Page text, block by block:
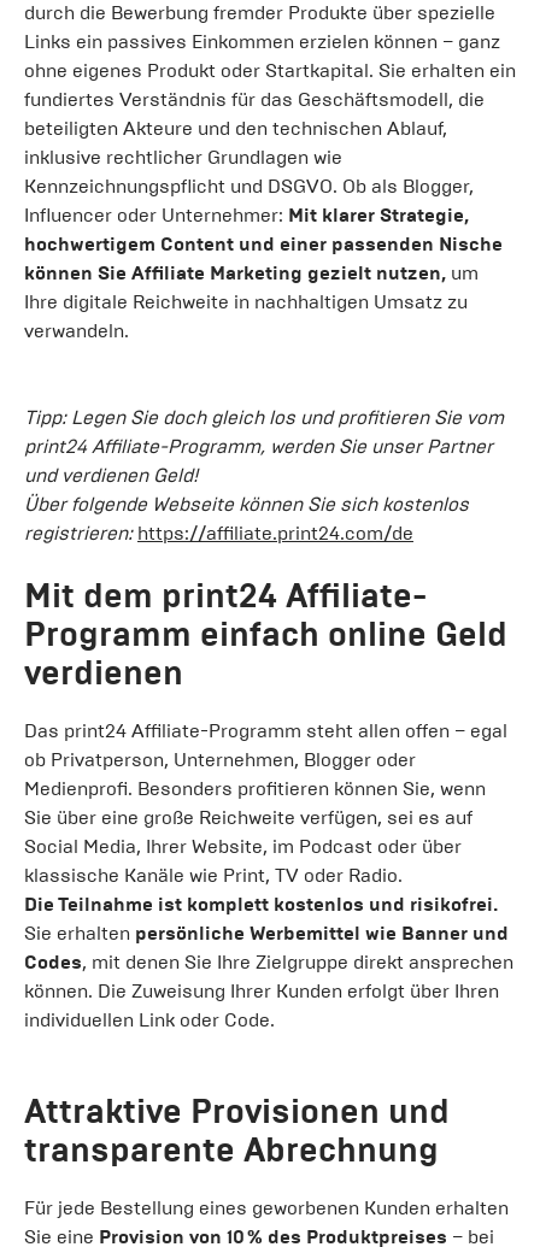
durch die Bewerbung fremder Produkte über spezielle
Links ein passives Einkommen erzielen können – ganz
ohne eigenes Produkt oder Startkapital. Sie erhalten ein
fundiertes Verständnis für das Geschäftsmodell, die
beteiligten Akteure und den technischen Ablauf,
inklusive rechtlicher Grundlagen wie
Kennzeichnungspflicht und DSGVO. Ob als Blogger,
Influencer oder Unternehmer: Mit klarer Strategie,
hochwertigem Content und einer passenden Nische
können Sie Affiliate Marketing gezielt nutzen, um
Ihre digitale Reichweite in nachhaltigen Umsatz zu
verwandeln.
Tipp: Legen Sie doch gleich los und profitieren Sie vom
print24 Affiliate-Programm, werden Sie unser Partner
und verdienen Geld!
Über folgende Webseite können Sie sich kostenlos
registrieren: https://affiliate.print24.com/de
Mit dem print24 Affiliate-
Programm einfach online Geld
verdienen
Das print24 Affiliate-Programm steht allen offen – egal
ob Privatperson, Unternehmen, Blogger oder
Medienprofi. Besonders profitieren können Sie, wenn
Sie über eine große Reichweite verfügen, sei es auf
Social Media, Ihrer Website, im Podcast oder über
klassische Kanäle wie Print, TV oder Radio.
Die Teilnahme ist komplett kostenlos und risikofrei.
Sie erhalten persönliche Werbemittel wie Banner und
Codes, mit denen Sie Ihre Zielgruppe direkt ansprechen
können. Die Zuweisung Ihrer Kunden erfolgt über Ihren
individuellen Link oder Code.
Attraktive Provisionen und
transparente Abrechnung
Für jede Bestellung eines geworbenen Kunden erhalten
Sie eine Provision von 10 % des Produktpreises – bei